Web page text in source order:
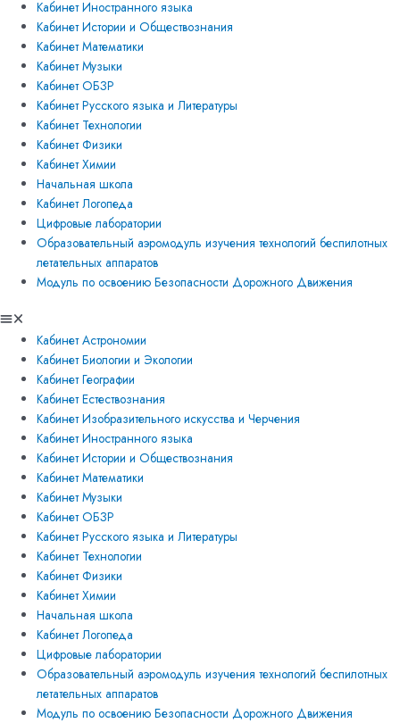
Кабинет Иностранного языка
Кабинет Истории и Обществознания
Кабинет Математики
Кабинет Музыки
Кабинет ОБЗР
Кабинет Русского языка и Литературы
Кабинет Технологии
Кабинет Физики
Кабинет Химии
Начальная школа
Кабинет Логопеда
Цифровые лаборатории
Образовательный аэромодуль изучения технологий беспилотных
летательных аппаратов
Модуль по освоению Безопасности Дорожного Движения
Кабинет Астрономии
Кабинет Биологии и Экологии
Кабинет Географии
Кабинет Естествознания
Кабинет Изобразительного искусства и Черчения
Кабинет Иностранного языка
Кабинет Истории и Обществознания
Кабинет Математики
Кабинет Музыки
Кабинет ОБЗР
Кабинет Русского языка и Литературы
Кабинет Технологии
Кабинет Физики
Кабинет Химии
Начальная школа
Кабинет Логопеда
Цифровые лаборатории
Образовательный аэромодуль изучения технологий беспилотных
летательных аппаратов
Модуль по освоению Безопасности Дорожного Движения